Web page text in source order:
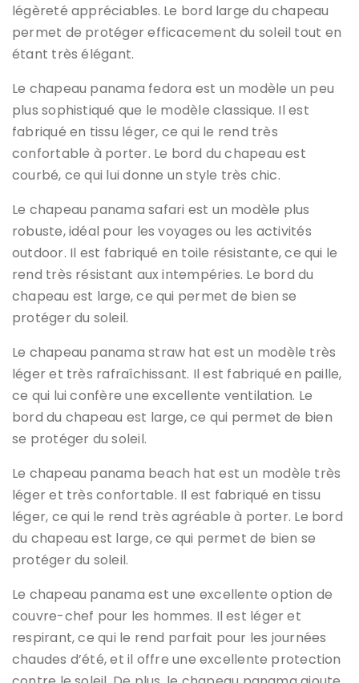
légèreté appréciables. Le bord large du chapeau
permet de protéger efficacement du soleil tout en
étant très élégant.
Le chapeau panama fedora est un modèle un peu
plus sophistiqué que le modèle classique. Il est
fabriqué en tissu léger, ce qui le rend très
confortable à porter. Le bord du chapeau est
courbé, ce qui lui donne un style très chic.
Le chapeau panama safari est un modèle plus
robuste, idéal pour les voyages ou les activités
outdoor. Il est fabriqué en toile résistante, ce qui le
rend très résistant aux intempéries. Le bord du
chapeau est large, ce qui permet de bien se
protéger du soleil.
Le chapeau panama straw hat est un modèle très
léger et très rafraîchissant. Il est fabriqué en paille,
ce qui lui confère une excellente ventilation. Le
bord du chapeau est large, ce qui permet de bien
se protéger du soleil.
Le chapeau panama beach hat est un modèle très
léger et très confortable. Il est fabriqué en tissu
léger, ce qui le rend très agréable à porter. Le bord
du chapeau est large, ce qui permet de bien se
protéger du soleil.
Le chapeau panama est une excellente option de
couvre-chef pour les hommes. Il est léger et
respirant, ce qui le rend parfait pour les journées
chaudes d’été, et il offre une excellente protection